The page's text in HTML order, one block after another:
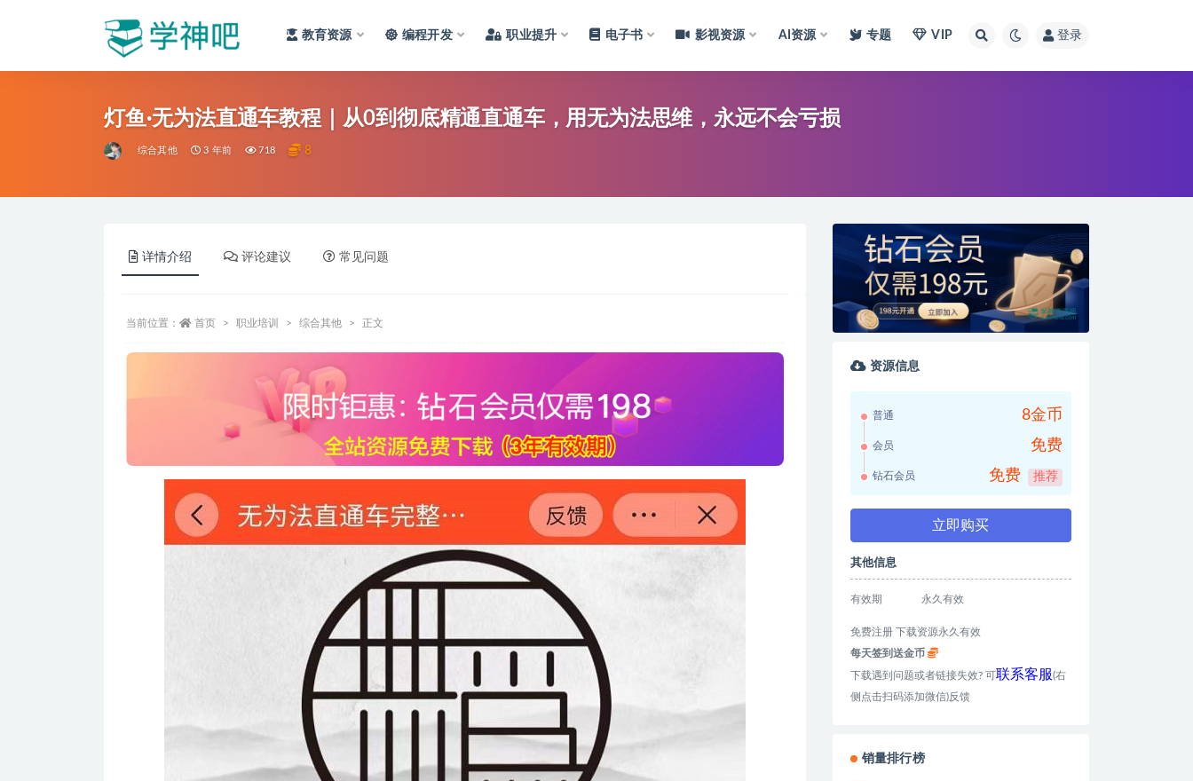
教育资源 编程开发 职业提升 电子书 影视资源 AI资源 专题 VIP 登录
灯鱼·无为法直通车教程｜从0到彻底精通直通车，用无为法思维，永远不会亏损
综合其他 3 年前 718 8
详情介绍 评论建议 常见问题
当前位置： 首页 职业培训 综合其他 正文
资源信息
普通 8金币
会员 免费
钻石会员 免费 推荐
立即购买
其他信息
有效期 永久有效
免费注册 下载资源永久有效
每天签到送金币
下载遇到问题或者链接失效? 可联系客服(右
侧点击扫码添加微信)反馈
销量排行榜